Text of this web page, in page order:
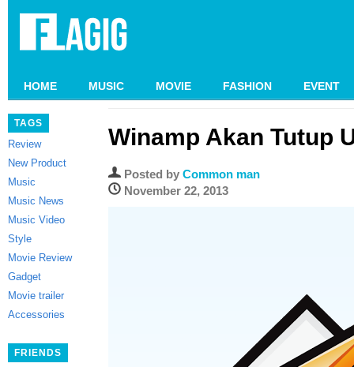
HOME MUSIC MOVIE FASHION EVENT
TAGS
Review
New Product
Music
Music News
Music Video
Style
Movie Review
Gadget
Movie trailer
Accessories
FRIENDS
Winamp Akan Tutup
Posted by Common man
November 22, 2013